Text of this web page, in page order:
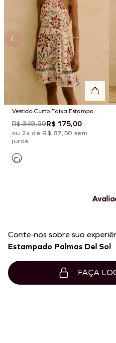
Vestido Curto Faixa Estampado
Flor de Mashua
R$ 349,99R$ 175,00
ou 2x de R$ 87,50 sem
juros
Conte-nos sobre sua
Estampado Palmas Del Sol
FAÇA